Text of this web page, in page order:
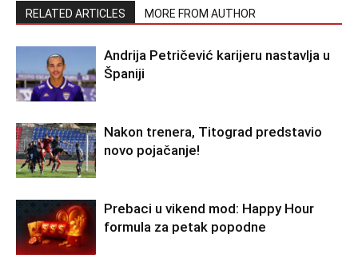
RELATED ARTICLES MORE FROM AUTHOR
Andrija Petričević karijeru nastavlja u
Španiji
Nakon trenera, Titograd predstavio
novo pojačanje!
Prebaci u vikend mod: Happy Hour
formula za petak popodne